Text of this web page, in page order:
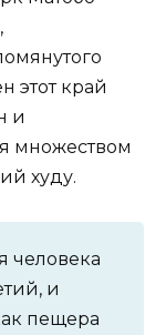
этот край
и
множеством
худу.
и
пещера